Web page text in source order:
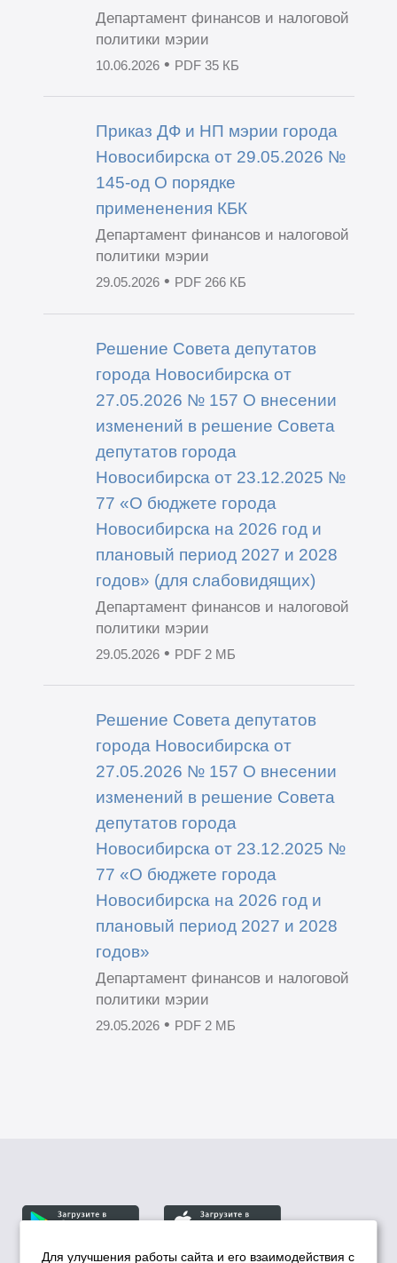
Департамент финансов и налоговой
политики мэрии
10.06.2026• PDF 35 КБ
Приказ ДФ и НП мэрии города
Новосибирска от 29.05.2026 №
145-од О порядке
примененения КБК
Департамент финансов и налоговой
политики мэрии
29.05.2026• PDF 266 КБ
Решение Совета депутатов
города Новосибирска от
27.05.2026 № 157 О внесении
изменений в решение Совета
депутатов города
Новосибирска от 23.12.2025 №
77 «О бюджете города
Новосибирска на 2026 год и
плановый период 2027 и 2028
годов» (для слабовидящих)
Департамент финансов и налоговой
политики мэрии
29.05.2026• PDF 2 МБ
Решение Совета депутатов
города Новосибирска от
27.05.2026 № 157 О внесении
изменений в решение Совета
депутатов города
Новосибирска от 23.12.2025 №
77 «О бюджете города
Новосибирска на 2026 год и
плановый период 2027 и 2028
годов»
Департамент финансов и налоговой
политики мэрии
29.05.2026• PDF 2 МБ
Для улучшения работы сайта и его взаимодействия с